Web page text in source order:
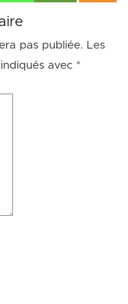
pas publiée. Les
avec *